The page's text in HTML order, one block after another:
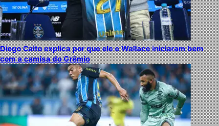
Diego Caito explica por que ele e Wallace iniciaram bem
com a camisa do Grêmio